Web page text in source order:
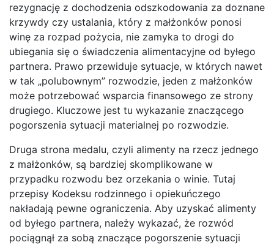
rezygnację z dochodzenia odszkodowania za doznane
krzywdy czy ustalania, który z małżonków ponosi
winę za rozpad pożycia, nie zamyka to drogi do
ubiegania się o świadczenia alimentacyjne od byłego
partnera. Prawo przewiduje sytuacje, w których nawet
w tak „polubownym” rozwodzie, jeden z małżonków
może potrzebować wsparcia finansowego ze strony
drugiego. Kluczowe jest tu wykazanie znaczącego
pogorszenia sytuacji materialnej po rozwodzie.
Druga strona medalu, czyli alimenty na rzecz jednego
z małżonków, są bardziej skomplikowane w
przypadku rozwodu bez orzekania o winie. Tutaj
przepisy Kodeksu rodzinnego i opiekuńczego
nakładają pewne ograniczenia. Aby uzyskać alimenty
od byłego partnera, należy wykazać, że rozwód
pociągnął za sobą znaczące pogorszenie sytuacji